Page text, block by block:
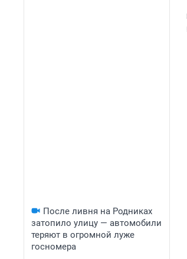
После ливня на Родниках
затопило улицу — автомобили
теряют в огромной луже
госномера